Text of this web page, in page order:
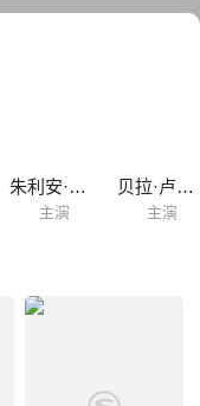
朱利安·山德斯
主演
贝拉·卢戈西
主演